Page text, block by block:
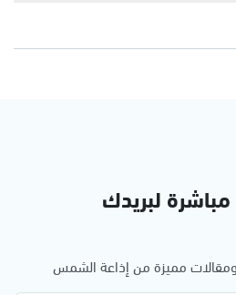
لبريدك
ومقالات مميزة من إذاعة الشمس